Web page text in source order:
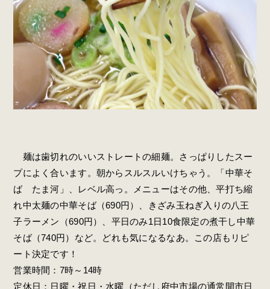
麺は歯切れのいいストレートの細麺。さっぱりしたスー
プによく合います。朝からスルスルいけちゃう。「中華そ
ば たま河」、レベル高っ。メニューはその他、平打ち縮
れ中太麺の中華そば（690円）、きざみ玉ねぎ入りの八王
子ラーメン（690円）、平日のみ1日10食限定の煮干し中華
そば（740円）など。どれも気になるなあ。この店もリピ
ート決定です！
営業時間：7時～14時
定休日：日曜・祝日・水曜（ただし府中市場の通常開市日